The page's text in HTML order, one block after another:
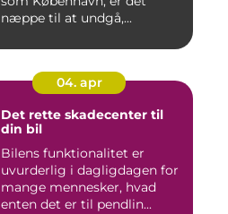
næppe til at undgå,...
04. apr
Det rette skadecenter til
din bil
Bilens funktionalitet er
uvurderlig i dagligdagen for
mange mennesker, hvad
enten det er til pendlin...